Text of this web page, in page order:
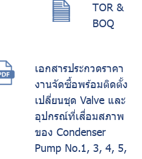
TOR &
BOQ
เอกสารประกวดราคา
งานจัดซื้อพร้อมติดตั้ง
เปลี่ยนชุด Valve และ
อุปกรณ์ที่เสื่อมสภาพ
ของ Condenser
Pump No.1, 3, 4, 5,